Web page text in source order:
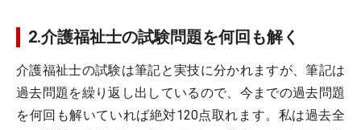
2.介護福祉士の試験問題を何回も解く
介護福祉士の試験は筆記と実技に分かれますが、筆記は
過去問題を繰り返し出しているので、今までの過去問題
を何回も解いていれば絶対120点取れます。私は過去全